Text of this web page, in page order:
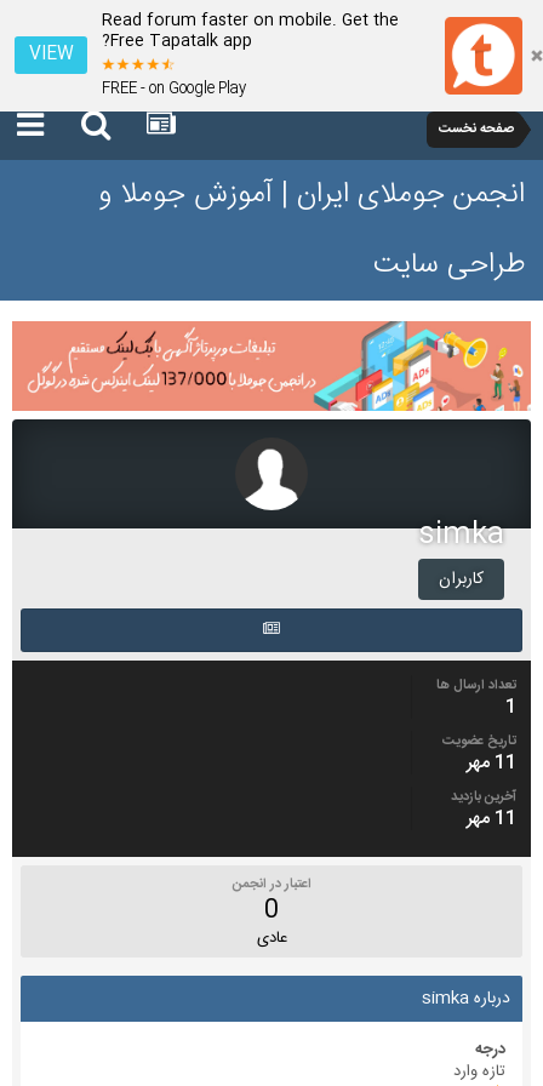
Read forum faster on mobile. Get the
Free Tapatalk app?
FREE - on Google Play
VIEW
صفحه نخست
انجمن جوملای ایران | آموزش جوملا و
طراحی سایت
simka
کاربران
تعداد ارسال ها
1
تاریخ عضویت
11 مهر
آخرین بازدید
11 مهر
اعتبار در انجمن
0
عادی
درباره simka
درجه
تازه وارد